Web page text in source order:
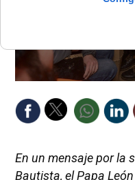
En un mensaje por la
Bautista, el Papa